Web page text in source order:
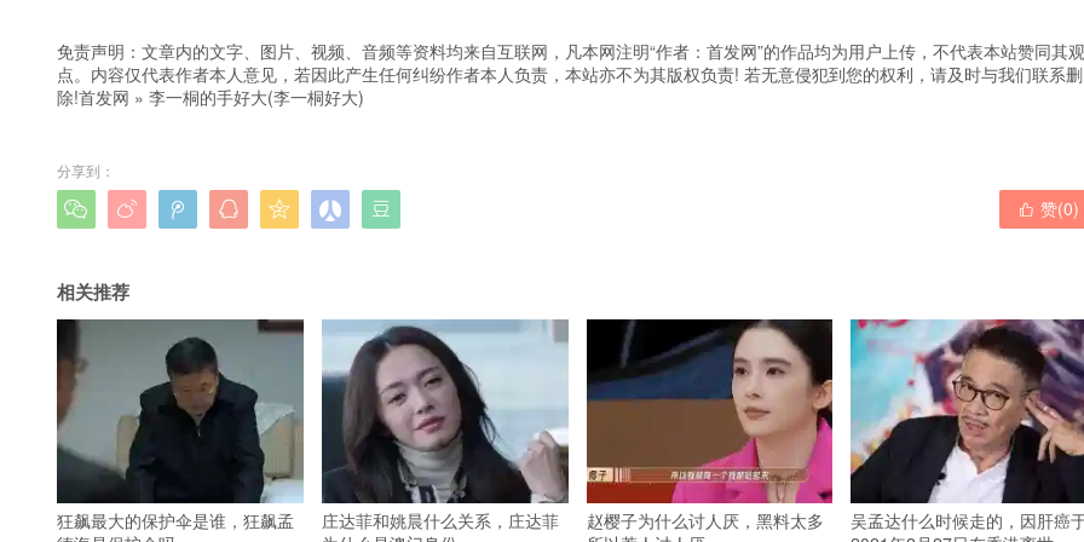
免责声明：文章内的文字、图片、视频、音频等资料均来自互联网，凡本网注明“作者：首发网”的作品均为用户上传，不代表本站赞同其观
点。内容仅代表作者本人意见，若因此产生任何纠纷作者本人负责，本站亦不为其版权负责! 若无意侵犯到您的权利，请及时与我们联系删
除!首发网 » 李一桐的手好大(李一桐好大)
分享到：
        赞(0)
相关推荐
狂飙最大的保护伞是谁，狂飙孟
庄达菲和姚晨什么关系，庄达菲
赵樱子为什么讨人厌，黑料太多
吴孟达什么时候走的，因肝癌